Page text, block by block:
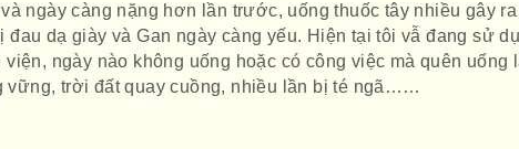
ngày càng nặng hơn lần trước, uống thuốc tây nhiều gây ra
đau dạ giày và Gan ngày càng yếu. Hiện tại tôi vẫ đang sử
ngày nào không uống hoặc có công việc mà quên uống
vững, trời đất quay cuồng, nhiều lần bị té ngã……